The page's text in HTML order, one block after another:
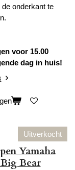
onderkant te
voor 15.00
dag in huis!
Uitverkocht
Yamaha
Bear